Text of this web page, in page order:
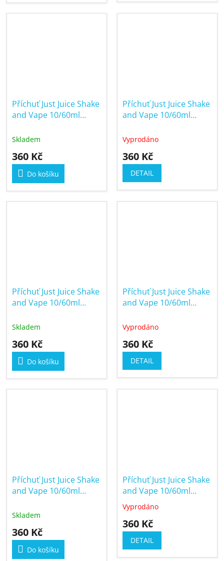
Příchuť Just Juice Shake
and Vape 10/60ml
Coconut
Skladem
360 Kč
Do košíku
Příchuť Just Juice Shake
and Vape 10/60ml
Vyprodáno
360 Kč
DETAIL
Příchuť Just Juice Shake
and Vape 10/60ml
Skladem
360 Kč
Do košíku
Příchuť Just Juice Shake
and Vape 10/60ml
Vyprodáno
360 Kč
DETAIL
Příchuť Just Juice Shake
and Vape 10/60ml
Skladem
360 Kč
Do košíku
Příchuť Just Juice Shake
and Vape 10/60ml
Watermelon & Cherry
Průměrné
produktu
5,0
z
Vyprodáno
360 Kč
DETAIL